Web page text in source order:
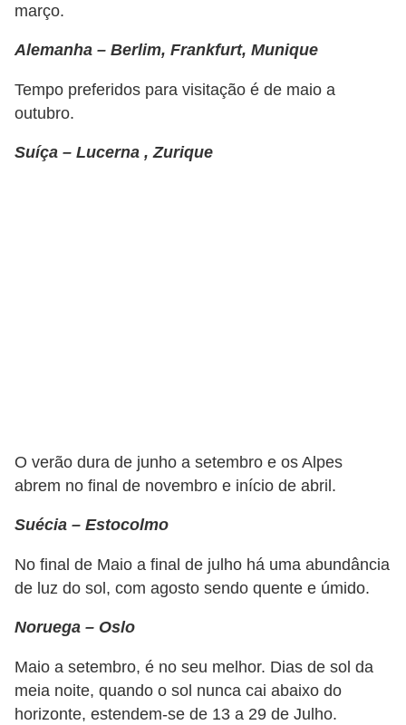
março.
Alemanha – Berlim, Frankfurt, Munique
Tempo preferidos para visitação é de maio a
outubro.
Suíça – Lucerna , Zurique
O verão dura de junho a setembro e os Alpes
abrem no final de novembro e início de abril.
Suécia – Estocolmo
No final de Maio a final de julho há uma abundância
de luz do sol, com agosto sendo quente e úmido.
Noruega – Oslo
Maio a setembro, é no seu melhor. Dias de sol da
meia noite, quando o sol nunca cai abaixo do
horizonte, estendem-se de 13 a 29 de Julho.
a
a
r
e
c
p
e
n
a